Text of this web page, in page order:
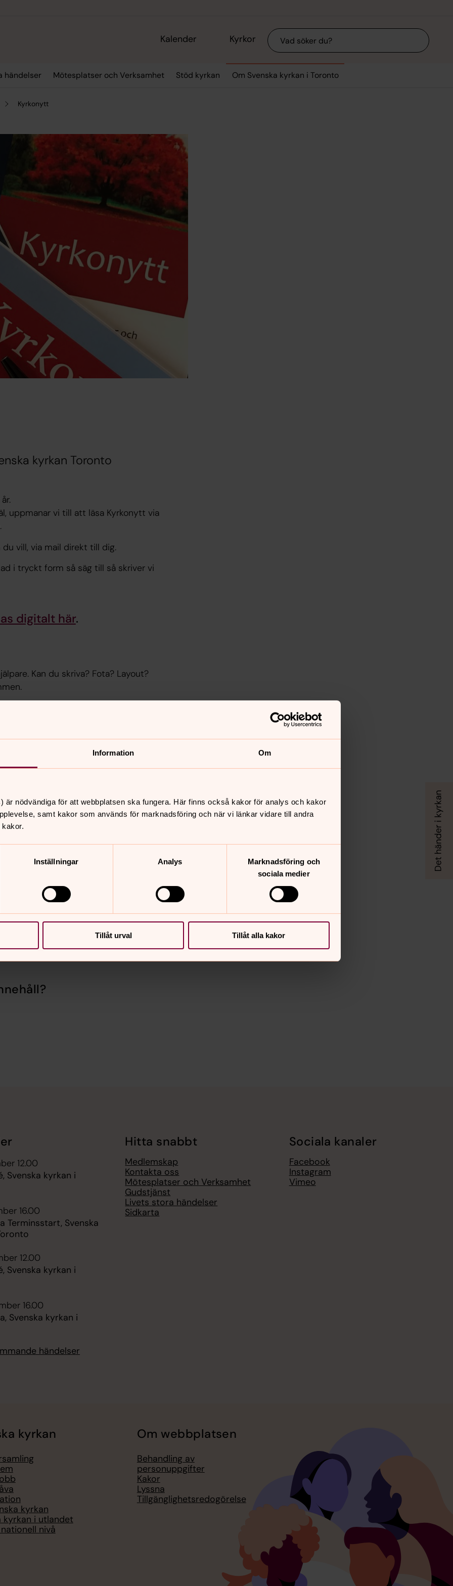
Information Om
är nödvändiga för att webbplatsen ska fungera. Här finns också kakor för analys och kakor
samt kakor som används för marknadsföring och när vi länkar vidare till andra
Inställningar Analys
Marknadsföring och
sociala medier
Tillåt urval Tillåt alla kakor
Kalender Kyrkor Sök
händelser Mötesplatser och Verksamhet Stöd kyrkan Om Svenska kyrkan i Toronto
Kyrkonytt
kyrkan Toronto
uppmanar vi till att läsa Kyrkonytt via
vill, via mail direkt till dig.
i tryckt form så säg till så skriver vi
digitalt här.
Kan du skriva? Fota? Layout?
2013 publicerade vi ett
12.00
Svenska kyrkan i
16.00
Terminsstart, Svenska
12.00
Svenska kyrkan i
16.00
Svenska kyrkan i
händelser
Hitta snabbt
Medlemskap
Kontakta oss
Mötesplatser och Verksamhet
Gudstjänst
Livets stora händelser
Sidkarta
Sociala kanaler
Facebook
Instagram
Vimeo
kyrkan
kyrkan
kyrkan i utlandet
nivå
Om webbplatsen
Behandling av
personuppgifter
Kakor
Lyssna
Tillgänglighetsredogörelse